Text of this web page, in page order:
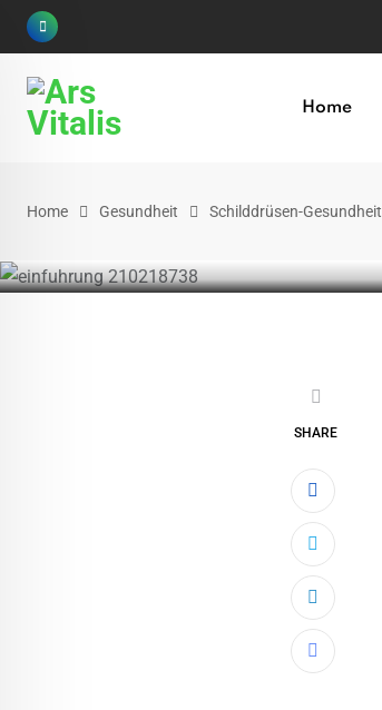
Skip
content
Home
Home Gesundheit Schilddrüsen-Gesundheit
SHARE
LinkedIn
Share